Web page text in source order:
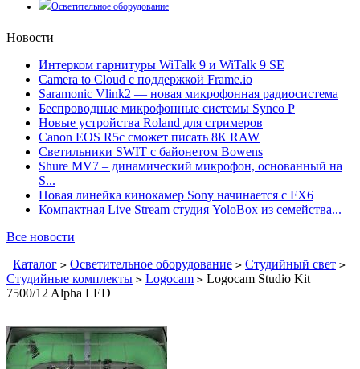
Осветительное оборудование
Новости
Интерком гарнитуры WiTalk 9 и WiTalk 9 SE
Camera to Cloud с поддержкой Frame.io
Saramonic Vlink2 — новая микрофонная радиосистема
Беспроводные микрофонные системы Synco P
Новые устройства Roland для стримеров
Canon EOS R5c сможет писать 8К RAW
Светильники SWIT с байонетом Bowens
Shure MV7 – динамический микрофон, основанный на
S...
Новая линейка кинокамер Sony начинается с FX6
Компактная Live Stream студия YoloBox из семейства...
Все новости
Каталог > Осветительное оборудование > Студийный свет >
Студийные комплекты > Logocam > Logocam Studio Kit
7500/12 Alpha LED